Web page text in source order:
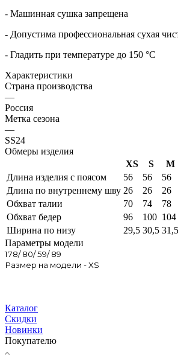
- Машинная сушка запрещена
- Допустима профессиональная сухая
- Гладить при температуре до 150 °С
Характеристики
Страна производства
—
Россия
Метка сезона
—
SS24
Обмеры изделия
XS
S M
Длина изделия с поясом
56 56 56
Длина по внутреннему шву 26 26 26
Обхват талии
70 74 78
Обхват бедер
96 100 104
Ширина по низу
29,5 30,5 31,5
Параметры модели
178/ 80/ 59/ 89
Размер на модели - XS
Каталог
Скидки
Новинки
Покупателю